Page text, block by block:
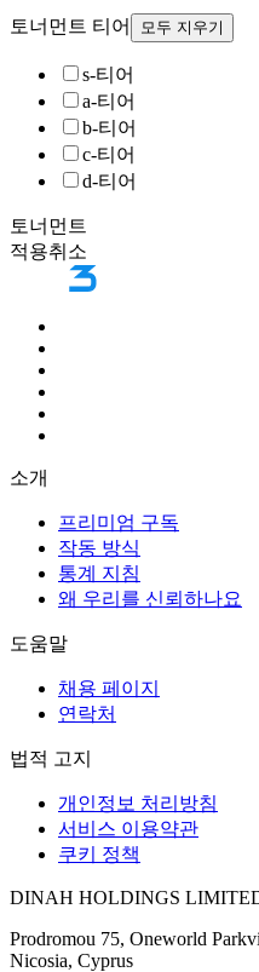
토너먼트 티어 모두 지우기
s-티어
a-티어
b-티어
c-티어
d-티어
토너먼트
적용취소
소개
프리미엄 구독
작동 방식
통계 지침
왜 우리를 신뢰하나요
도움말
채용 페이지
연락처
법적 고지
개인정보 처리방침
서비스 이용약관
쿠키 정책
DINAH HOLDINGS
Prodromou 75, Oneworld
Nicosia, Cyprus